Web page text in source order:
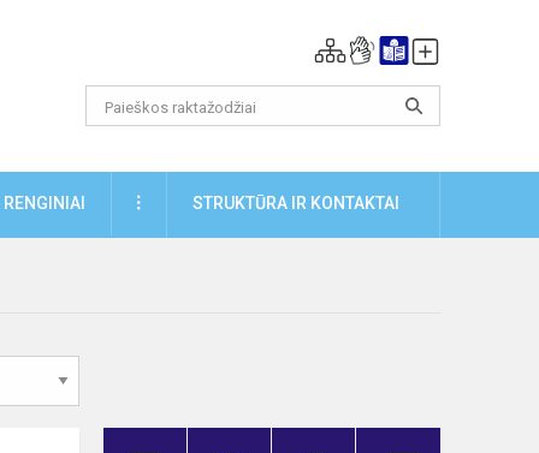
RENGINIAI DAUGIAUSTRUKTŪRA IR KONTAKTAI